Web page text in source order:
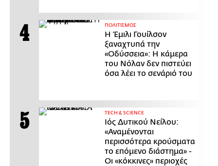
ΠΟΛΙΤΙΣΜΟΣ
Η Έμιλι Γουίλσον
ξαναχτυπά την
«Οδύσσεια»: Η κάμερα
του Νόλαν δεν πιστεύει
όσα λέει το σενάριό του
ΤECH & SCIENCE
Ιός Δυτικού Νείλου:
«Αναμένονται
περισσότερα κρούσματα
το επόμενο διάστημα» -
Οι «κόκκινες» περιοχές